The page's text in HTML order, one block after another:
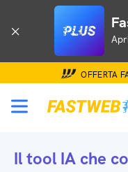
OFFERTA
Il tool IA che